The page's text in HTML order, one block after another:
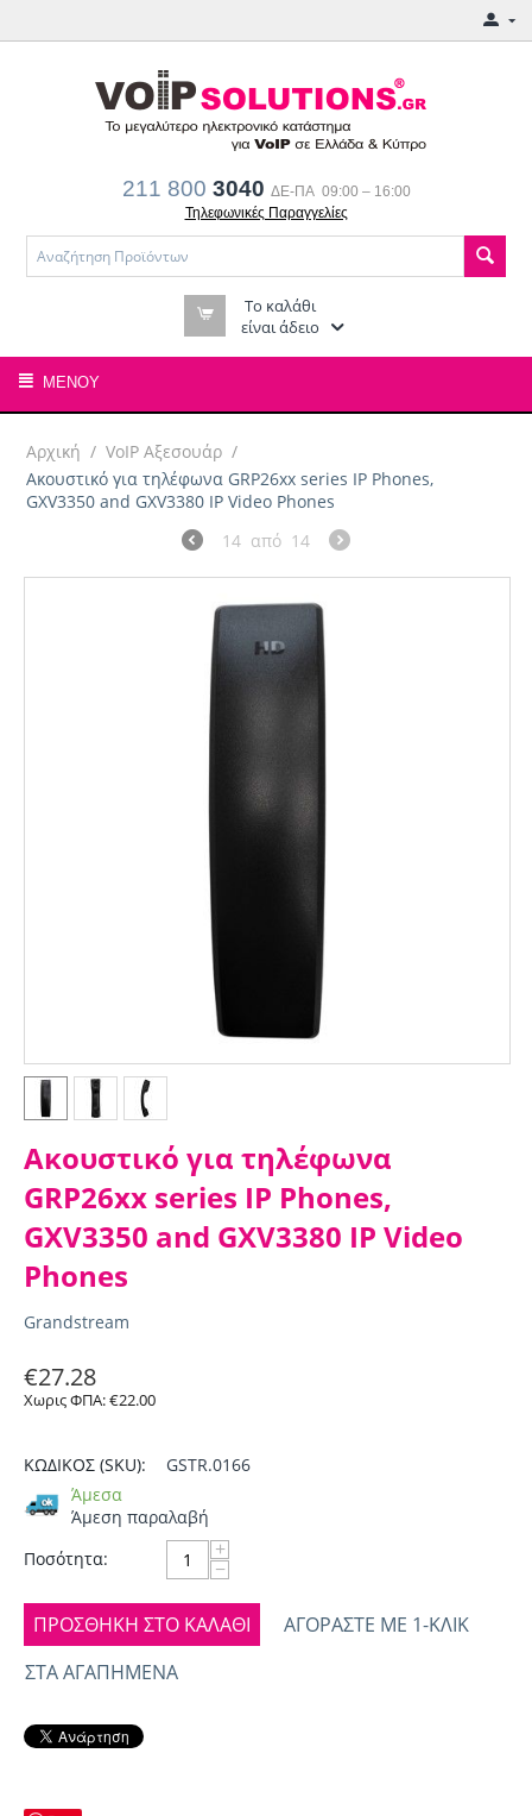
211 800 3040 ΔΕ-ΠΑ 09:00 – 16:00
Τηλεφωνικές Παραγγελίες
Το καλάθι
είναι άδειο
ΜΕΝΟΎ
Αρχική / VoIP Αξεσουάρ /
Ακουστικό για τηλέφωνα GRP26xx series IP Phones,
GXV3350 and GXV3380 IP Video Phones
14 από 14
Ακουστικό για τηλέφωνα
GRP26xx series IP Phones,
GXV3350 and GXV3380 IP Video
Phones
Grandstream
€27.28
Χωρις ΦΠΑ:€22.00
ΚΩΔΙΚΟΣ (SKU):
GSTR.0166
Άμεσα
Άμεση παραλαβή
Ποσότητα:
+
−
ΠΡΟΣΘΉΚΗ ΣΤΟ ΚΑΛΆΘΙ
ΑΓΟΡΆΣΤΕ ΜΕ 1-ΚΛΙΚ
ΣΤΑ ΑΓΑΠΗΜΈΝΑ